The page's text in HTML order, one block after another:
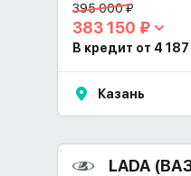
395 000 ₽
383 150 ₽
В кредит от 4
Казань
LADA